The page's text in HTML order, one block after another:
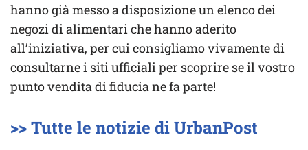
hanno già messo a disposizione un elenco dei
negozi di alimentari che hanno aderito
all’iniziativa, per cui consigliamo vivamente di
consultarne i siti ufficiali per scoprire se il vostro
punto vendita di fiducia ne fa parte!
>> Tutte le notizie di UrbanPost